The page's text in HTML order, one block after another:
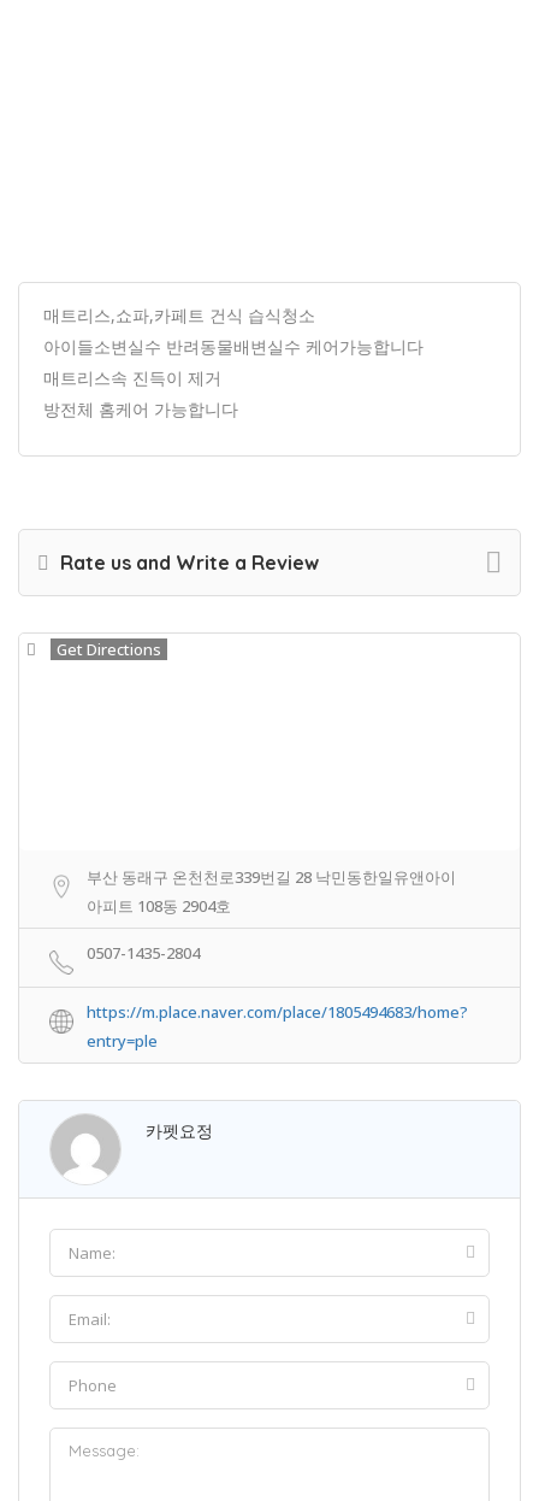
매트리스,쇼파,카페트 건식 습식청소
아이들소변실수 반려동물배변실수 케어가능합니다
매트리스속 진득이 제거
방전체 홈케어 가능합니다
Rate us and Write a Review
Get Directions
부산 동래구 온천천로339번길 28 낙민동한일유앤아이
아피트 108동 2904호
0507-1435-2804
https://m.place.naver.com/place/1805494683/home?
entry=ple
카펫요정